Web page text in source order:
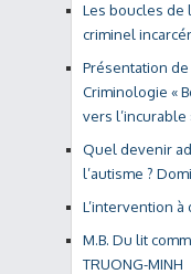
Les boucles de
criminel
Présentation de
Criminologie «
vers l’incurable
Quel devenir
l’autisme ?
L’intervention à
M.B. Du lit
TRUONG-MINH